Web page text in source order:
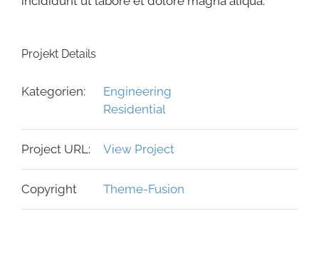
Projekt Details
Kategorien:
Engineering
Residential
Project URL: View Project
Copyright Theme-Fusion